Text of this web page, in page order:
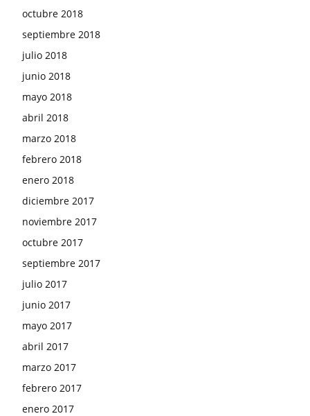
octubre 2018
septiembre 2018
julio 2018
junio 2018
mayo 2018
abril 2018
marzo 2018
febrero 2018
enero 2018
diciembre 2017
noviembre 2017
octubre 2017
septiembre 2017
julio 2017
junio 2017
mayo 2017
abril 2017
marzo 2017
febrero 2017
enero 2017